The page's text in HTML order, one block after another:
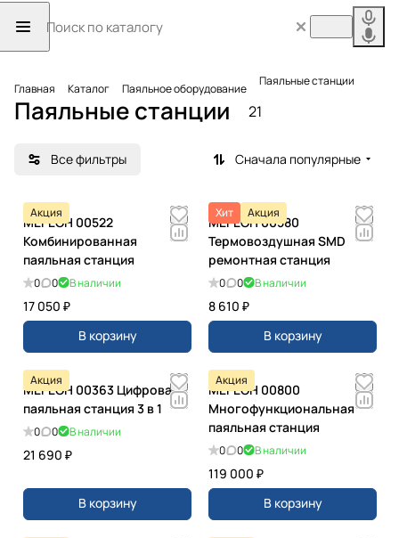
Главная Каталог Паяльное оборудование Паяльные станции
Паяльные станции 21
Все фильтры Сначала популярные
Акция
МЕГЕОН 00522
Комбинированная
паяльная станция
0 0 В наличии
17 050 ₽
В корзину
Хит Акция
МЕГЕОН 00580
Термовоздушная SMD
ремонтная станция
0 0 В наличии
8 610 ₽
В корзину
Акция
МЕГЕОН 00363 Цифровая
паяльная станция 3 в 1
0 0 В наличии
21 690 ₽
В корзину
Акция
МЕГЕОН 00800
Многофункциональная
паяльная станция
0 0 В наличии
119 000 ₽
В корзину